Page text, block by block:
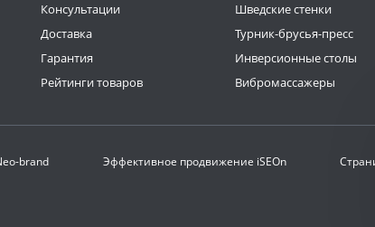
Консультации
Доставка
Гарантия
Рейтинги товаров
Шведские стенки
Турник-брусья-пресс
Инверсионные столы
Вибромассажеры
brand Эффективное продвижение iSEOn